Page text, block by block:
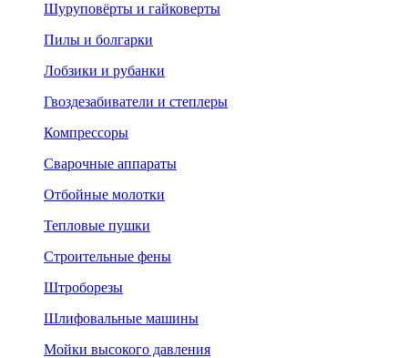
Шуруповёрты и гайковерты
Пилы и болгарки
Лобзики и рубанки
Гвоздезабиватели и степлеры
Компрессоры
Сварочные аппараты
Отбойные молотки
Тепловые пушки
Строительные фены
Штроборезы
Шлифовальные машины
Мойки высокого давления